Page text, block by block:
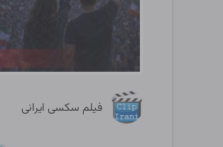
فیلم سکسی ایرانی